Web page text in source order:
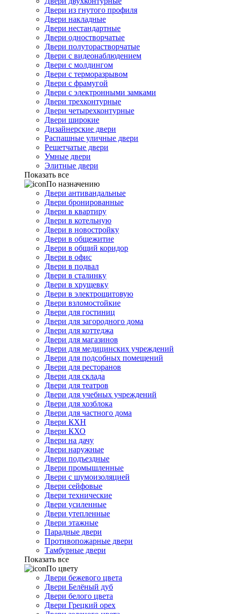
Двери из гнутого профиля
Двери накладные
Двери нестандартные
Двери одностворчатые
Двери полуторастворчатые
Двери с видеонаблюдением
Двери с молдингом
Двери с терморазрывом
Двери с фрамугой
Двери с электронными замками
Двери трехконтурные
Двери четырехконтурные
Двери широкие
Дизайнерские двери
Распашные уличные двери
Решетчатые двери
Умные двери
Элитные двери
Показать все
По назначению
Двери антивандальные
Двери бронированные
Двери в квартиру
Двери в котельную
Двери в новостройку
Двери в общежитие
Двери в общий коридор
Двери в офис
Двери в подвал
Двери в сталинку
Двери в хрущевку
Двери в электрощитовую
Двери взломостойкие
Двери для гостиниц
Двери для загородного дома
Двери для коттеджа
Двери для магазинов
Двери для медицинских учреждений
Двери для подсобных помещений
Двери для ресторанов
Двери для склада
Двери для театров
Двери для учебных учреждений
Двери для хозблока
Двери для частного дома
Двери КХН
Двери КХО
Двери на дачу
Двери наружные
Двери подъездные
Двери промышленные
Двери с шумоизоляцией
Двери сейфовые
Двери технические
Двери усиленные
Двери утепленные
Двери этажные
Парадные двери
Противопожарные двери
Тамбурные двери
Показать все
По цвету
Двери бежевого цвета
Двери Белёный дуб
Двери белого цвета
Двери Грецкий орех